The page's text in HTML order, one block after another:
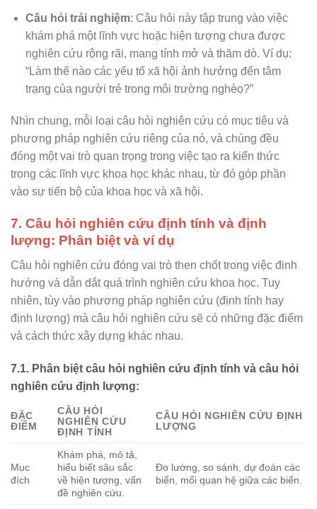
Câu hỏi trải nghiệm: Câu hỏi này tập trung vào việc
khám phá một lĩnh vực hoặc hiện tượng chưa được
nghiên cứu rộng rãi, mang tính mở và thăm dò. Ví dụ:
“Làm thế nào các yếu tố xã hội ảnh hưởng đến tâm
trạng của người trẻ trong môi trường nghèo?”
Nhìn chung, mỗi loại câu hỏi nghiên cứu có mục tiêu và
phương pháp nghiên cứu riêng của nó, và chúng đều
đóng một vai trò quan trọng trong việc tạo ra kiến thức
trong các lĩnh vực khoa học khác nhau, từ đó góp phần
vào sự tiến bộ của khoa học và xã hội.
7. Câu hỏi nghiên cứu định tính và định
lượng: Phân biệt và ví dụ
Câu hỏi nghiên cứu đóng vai trò then chốt trong việc định
hướng và dẫn dắt quá trình nghiên cứu khoa học. Tuy
nhiên, tùy vào phương pháp nghiên cứu (định tính hay
định lượng) mà câu hỏi nghiên cứu sẽ có những đặc điểm
và cách thức xây dựng khác nhau.
7.1. Phân biệt câu hỏi nghiên cứu định tính và câu hỏi
nghiên cứu định lượng:
ĐẶC
ĐIỂM
CÂU HỎI
NGHIÊN CỨU
ĐỊNH TÍNH
CÂU HỎI NGHIÊN CỨU ĐỊNH
LƯỢNG
Mục
đích
Khám phá, mô tả,
hiểu biết sâu sắc
về hiện tượng, vấn
đề nghiên cứu.
Đo lường, so sánh, dự đoán các
biến, mối quan hệ giữa các biến.